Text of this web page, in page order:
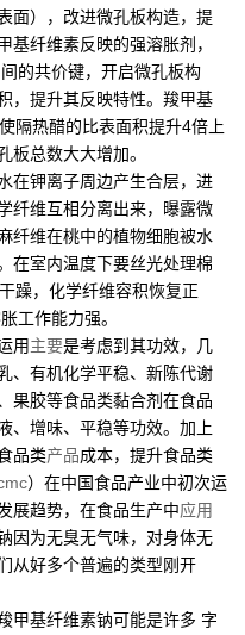
面），改进微孔板构造，提
纤维素反映的强溶胀剂，
的共价键，开启微孔板构
，提升其反映特性。羧甲基
隔热醋的比表面积提升4倍上
板总数大大增加。
钾离子周边产生合层，进
纤维互相分离出来，曝露微
纤维在桃中的植物细胞被水
在室内温度下要丝光处理棉
躁，化学纤维容积恢复正
工作能力强。
用主要是考虑到其功效，几
、有机化学平稳、新陈代谢
果胶等食品类黏合剂在食品
、增味、平稳等功效。加上
品类产品成本，提升食品类
）在中国食品产业中初次运
展趋势，在食品生产中应用
因为无臭无气味，对身体无
从好多个普遍的类型刚开
基纤维素钠可能是许多 字